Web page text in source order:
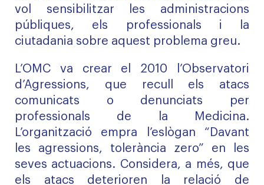
vol sensibilitzar les administracions
públiques, els professionals i la
ciutadania sobre aquest problema greu.
L’OMC va crear el 2010 l’Observatori
d’Agressions, que recull els atacs
comunicats o denunciats per
professionals de la Medicina.
L’organització empra l’eslògan “Davant
les agressions, tolerància zero” en les
seves actuacions. Considera, a més, que
els atacs deterioren la relació de